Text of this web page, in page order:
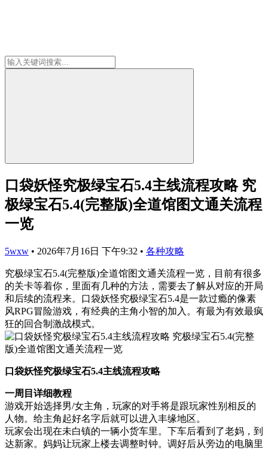
口袋妖怪究极绿宝石5.4主线流程攻略 究
极绿宝石5.4(完整版)全道馆图文通关流程
一览
5wxw • 2026年7月16日 下午9:32 • 各种攻略
究极绿宝石5.4(完整版)全道馆图文通关流程一览，目前有很多
的关卡等着你，里面有几种的方法，需要去了解从对应的开局
和后续的流程来。口袋妖怪究极绿宝石5.4是一款过瘾的像素
风RPG冒险游戏，有经典的主角小智的加入。有最为有效最疯
狂的回合制激战模式。
口袋妖怪究极绿宝石5.4主线流程攻略
一周目详细教程
游戏开始选择男/女主角，玩家的对手将是跟玩家性别相反的
人物。给主角起好名字后就可以进入丰缘地区。
玩家会出现在未白镇的一辆小货车里。下车后看到了老妈，到
达新家。妈妈让玩家上楼去调整时钟。调好后从旁边的电脑里